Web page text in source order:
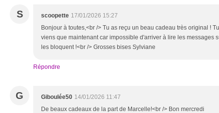
S scoopette 17/01/2026 15:27
Bonjour à toutes,<br /> Tu as reçu un beau cadeau très original !
viens que maintenant car impossible d'arriver à lire les messages
les bloquent !<br /> Grosses bises Sylviane
Répondre
G Giboulée50 14/01/2026 11:47
De beaux cadeaux de la part de Marcelle!<br /> Bon mercredi